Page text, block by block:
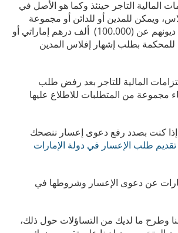
المالية التاجر حينئذ وكما هو الأصل في
ويمكن للمدين أو للدائن أو مجموعة
الدائنين الذين لا تقل ديونهم عن (100.000) ألف درهم إماراتي أو
للمحكمة بطلب إشهار إفلاس المدين
المالية للتاجر بعد رفض طلب
مجموعة من المتطلبات للاطلاع عليها
إذا كنت بصدد رفع دعوى إعسار ننصحك
تقديم طلب الإعسار في دولة الإمارات
عن دعوى الإعسار وشروطها في
وطرح ما لديك من التساؤلات حول ذلك،